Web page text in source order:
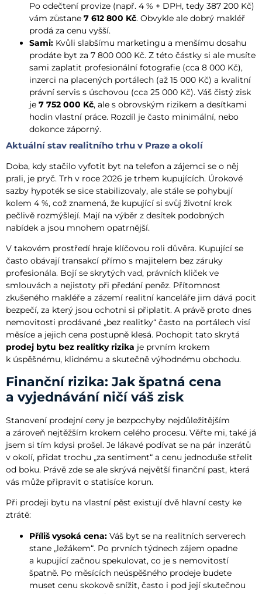
Po odečtení provize (např. 4 % + DPH, tedy 387 200 Kč)
vám zůstane 7 612 800 Kč. Obvykle ale dobrý makléř
prodá za cenu vyšší.
Sami: Kvůli slabšímu marketingu a menšímu dosahu
prodáte byt za 7 800 000 Kč. Z této částky si ale musíte
sami zaplatit profesionální fotografie (cca 8 000 Kč),
inzerci na placených portálech (až 15 000 Kč) a kvalitní
právní servis s úschovou (cca 25 000 Kč). Váš čistý zisk
je 7 752 000 Kč, ale s obrovským rizikem a desítkami
hodin vlastní práce. Rozdíl je často minimální, nebo
dokonce záporný.
Aktuální stav realitního trhu v Praze a okolí
Doba, kdy stačilo vyfotit byt na telefon a zájemci se o něj
prali, je pryč. Trh v roce 2026 je trhem kupujících. Úrokové
sazby hypoték se sice stabilizovaly, ale stále se pohybují
kolem 4 %, což znamená, že kupující si svůj životní krok
pečlivě rozmýšlejí. Mají na výběr z desítek podobných
nabídek a jsou mnohem opatrnější.
V takovém prostředí hraje klíčovou roli důvěra. Kupující se
často obávají transakcí přímo s majitelem bez záruky
profesionála. Bojí se skrytých vad, právních kliček ve
smlouvách a nejistoty při předání peněz. Přítomnost
zkušeného makléře a zázemí realitní kanceláře jim dává pocit
bezpečí, za který jsou ochotni si připlatit. A právě proto dnes
nemovitosti prodávané „bez realitky“ často na portálech visí
měsíce a jejich cena postupně klesá. Pochopit tato skrytá
prodej bytu bez realitky rizika je prvním krokem
k úspěšnému, klidnému a skutečně výhodnému obchodu.
Finanční rizika: Jak špatná cena
a vyjednávání ničí váš zisk
Stanovení prodejní ceny je bezpochyby nejdůležitějším
a zároveň nejtěžším krokem celého procesu. Věřte mi, také já
jsem si tím kdysi prošel. Je lákavé podívat se na pár inzerátů
v okolí, přidat trochu „za sentiment“ a cenu jednoduše střelit
od boku. Právě zde se ale skrývá největší finanční past, která
vás může připravit o statisíce korun.
Při prodeji bytu na vlastní pěst existují dvě hlavní cesty ke
ztrátě:
Příliš vysoká cena: Váš byt se na realitních serverech
stane „ležákem“. Po prvních týdnech zájem opadne
a kupující začnou spekulovat, co je s nemovitostí
špatně. Po měsících neúspěšného prodeje budete
muset cenu skokově snížit, často i pod její skutečnou